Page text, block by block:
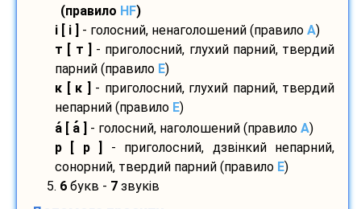
(правило HF)
і [ і ]
- голосний, ненаголошений (правило A)
т [ т ]
- приголосний, глухий парний, твердий
парний (правило E)
к [ к ]
- приголосний, глухий парний, твердий
непарний (правило E)
а [ а - голосний, наголошений (правило A)
р [ р ]
- приголосний, дзвінкий непарний,
сонорний, твердий парний (правило E)
5. 6 букв - 7 звуків